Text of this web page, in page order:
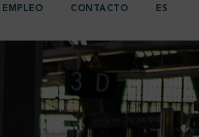
EMPLEO CONTACTO ES